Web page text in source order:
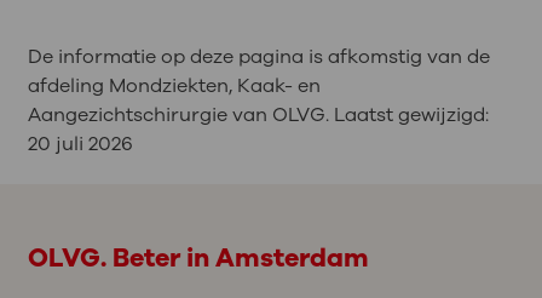
De informatie op deze pagina is afkomstig van de
afdeling Mondziekten, Kaak- en
Aangezichtschirurgie van OLVG. Laatst gewijzigd:
20 juli 2026
OLVG. Beter in Amsterdam